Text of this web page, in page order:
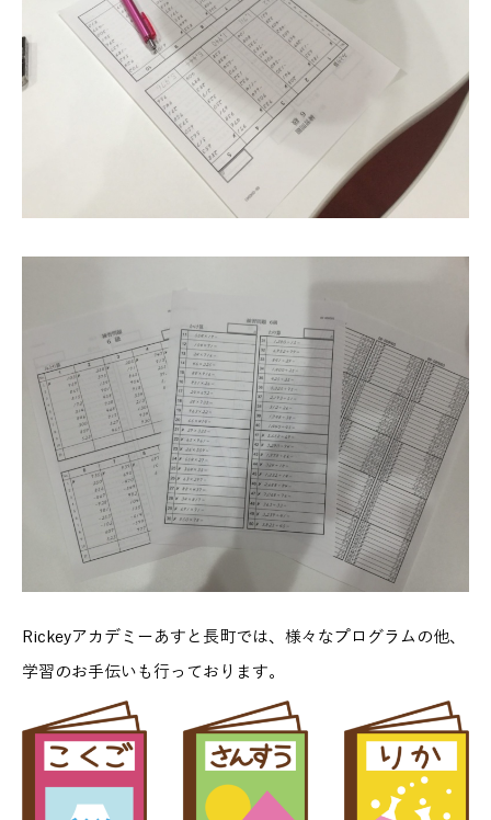
Rickeyアカデミーあすと長町では、様々なプログラムの他、
学習のお手伝いも行っております。